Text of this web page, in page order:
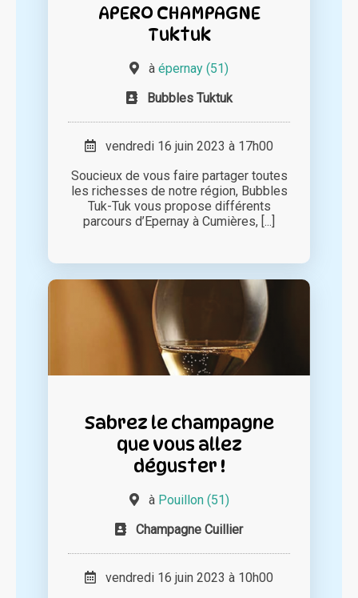
APERO CHAMPAGNE
Tuktuk
à épernay (51)
Bubbles Tuktuk
vendredi 16 juin 2023 à 17h00
Soucieux de vous faire partager toutes
les richesses de notre région, Bubbles
Tuk-Tuk vous propose différents
parcours d’Epernay à Cumières, [...]
Sabrez le champagne
que vous allez
déguster !
à Pouillon (51)
Champagne Cuillier
vendredi 16 juin 2023 à 10h00